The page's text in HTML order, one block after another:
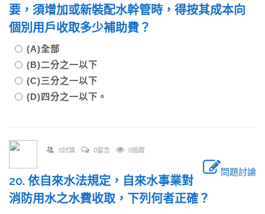
要，須增加或新裝配水幹管時，得按其成本向
個別用戶收取多少補助費？
(A)全部
(B)二分之一以下
(C)三分之一以下
(D)四分之一以下。
0討論 0留言 0追蹤
問題討論
20. 依自來水法規定，自來水事業對
消防用水之水費收取，下列何者正確？